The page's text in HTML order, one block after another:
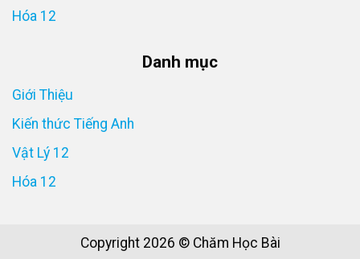
Hóa 12
Danh mục
Giới Thiệu
Kiến thức Tiếng Anh
Vật Lý 12
Hóa 12
Copyright 2026 © Chăm Học Bài